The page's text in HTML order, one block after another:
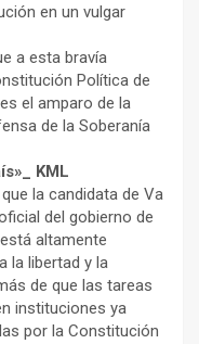
en un vulgar
a esta bravía
Política de
el amparo de la
de la Soberanía
KML
la candidata de Va
del gobierno de
altamente
la libertad y la
de que las tareas
instituciones ya
por la Constitución